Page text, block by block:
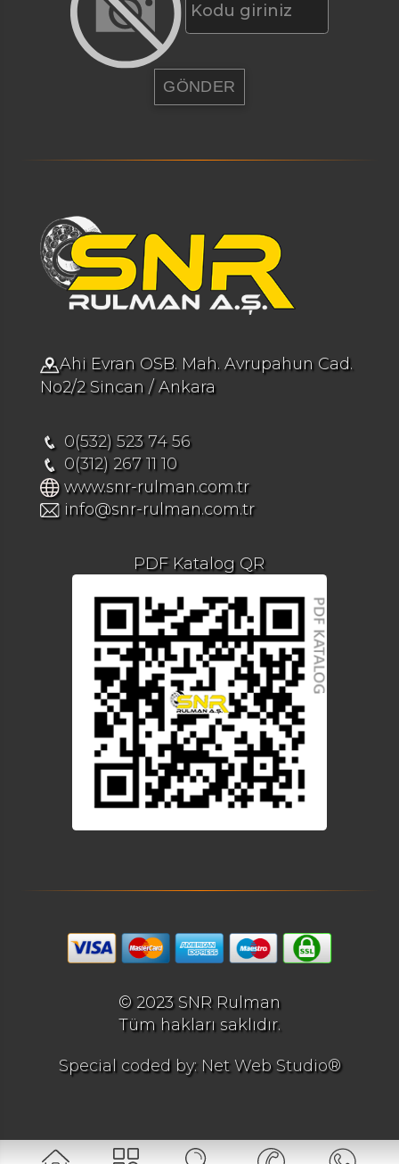
Ahi Evran OSB. Mah. Avrupahun Cad.
No2/2 Sincan / Ankara
0(532) 523 74 56
0(312) 267 11 10
www.snr-rulman.com.tr
info@snr-rulman.com.tr
PDF Katalog QR
© 2023 SNR Rulman
Tüm hakları saklıdır.
Special coded by: Net Web Studio®